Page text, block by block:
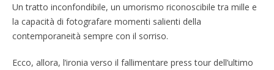
Un tratto inconfondibile, un umorismo riconoscibile tra mille e
la capacità di fotografare momenti salienti della
contemporaneità sempre con il sorriso.
Ecco, allora, l’ironia verso il fallimentare press tour dell’ultimo